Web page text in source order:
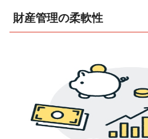
財産管理の柔軟性